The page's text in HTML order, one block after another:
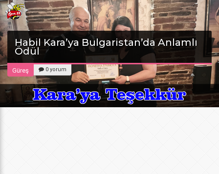
Habil Kara’ya Bulgaristan’da Anlamlı
Ödül
Güreş 0 yorum